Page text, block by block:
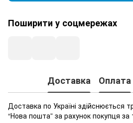
Поширити у соцмережах
Доставка Оплата
Доставка по Україні здійснюється
“Нова пошта” за рахунок покупця